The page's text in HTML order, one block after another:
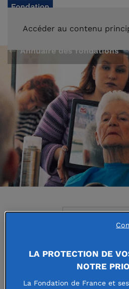
Accéder au contenu
Annuaire des fondations
Abritée par
LA PROTECTION DE
NOTRE
La Fondation de France et